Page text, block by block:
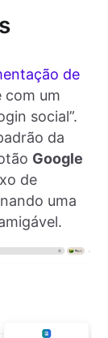
de
com um
social”.
da
Google
de
uma